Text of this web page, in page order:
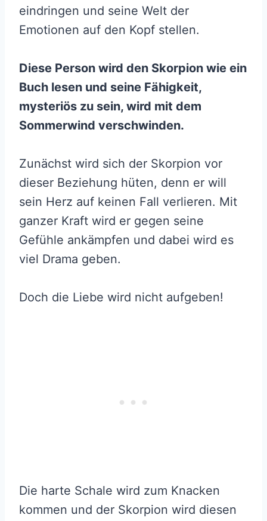
eindringen und seine Welt der
Emotionen auf den Kopf stellen.
Diese Person wird den Skorpion wie ein
Buch lesen und seine Fähigkeit,
mysteriös zu sein, wird mit dem
Sommerwind verschwinden.
Zunächst wird sich der Skorpion vor
dieser Beziehung hüten, denn er will
sein Herz auf keinen Fall verlieren. Mit
ganzer Kraft wird er gegen seine
Gefühle ankämpfen und dabei wird es
viel Drama geben.
Doch die Liebe wird nicht aufgeben!
Die harte Schale wird zum Knacken
kommen und der Skorpion wird diesen